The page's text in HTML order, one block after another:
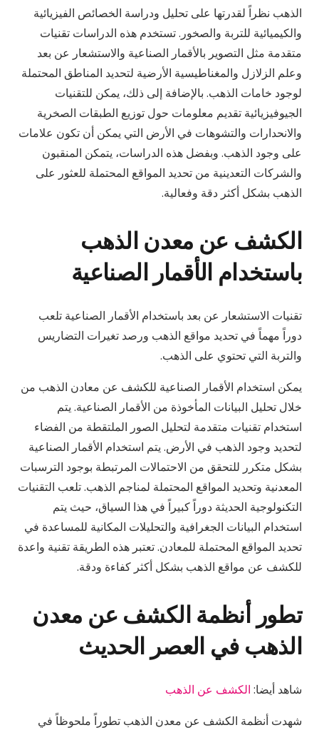
الذهب نظراً لقدرتها على تحليل ودراسة الخصائص الفيزيائية
والكيميائية للتربة والصخور. تستخدم هذه الدراسات تقنيات
متقدمة مثل التصوير بالأقمار الصناعية والاستشعار عن بعد
وعلم الزلازل والمغناطيسية الأرضية لتحديد المناطق المحتملة
لوجود خامات الذهب. بالإضافة إلى ذلك، يمكن للتقنيات
الجيوفيزيائية تقديم معلومات حول توزيع الطبقات الصخرية
والانحدارات والتشوهات في الأرض التي يمكن أن تكون علامات
على وجود الذهب. وبفضل هذه الدراسات، يتمكن المنقبون
والشركات التعدينية من تحديد المواقع المحتملة للعثور على
الذهب بشكل أكثر دقة وفعالية.
الكشف عن معدن الذهب
باستخدام الأقمار الصناعية
تقنيات الاستشعار عن بعد باستخدام الأقمار الصناعية تلعب
دوراً مهماً في تحديد مواقع الذهب ورصد تغيرات التضاريس
والتربة التي تحتوي على الذهب.
يمكن استخدام الأقمار الصناعية للكشف عن معادن الذهب من
خلال تحليل البيانات المأخوذة من الأقمار الصناعية. يتم
استخدام تقنيات متقدمة لتحليل الصور الملتقطة من الفضاء
لتحديد وجود الذهب في الأرض. يتم استخدام الأقمار الصناعية
بشكل متكرر للتحقق من الاحتمالات المرتبطة بوجود الترسبات
المعدنية وتحديد المواقع المحتملة لمناجم الذهب. تلعب التقنيات
التكنولوجية الحديثة دوراً كبيراً في هذا السياق، حيث يتم
استخدام البيانات الجغرافية والتحليلات المكانية للمساعدة في
تحديد المواقع المحتملة للمعادن. تعتبر هذه الطريقة تقنية واعدة
للكشف عن مواقع الذهب بشكل أكثر كفاءة ودقة.
تطور أنظمة الكشف عن معدن
الذهب في العصر الحديث
شاهد أيضا: الكشف عن الذهب
شهدت أنظمة الكشف عن معدن الذهب تطوراً ملحوظاً في